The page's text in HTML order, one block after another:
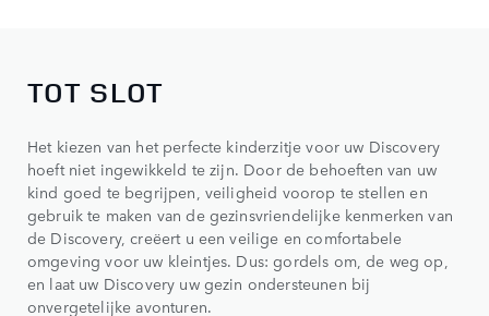
TOT SLOT
Het kiezen van het perfecte kinderzitje voor uw Discovery
hoeft niet ingewikkeld te zijn. Door de behoeften van uw
kind goed te begrijpen, veiligheid voorop te stellen en
gebruik te maken van de gezinsvriendelijke kenmerken van
de Discovery, creëert u een veilige en comfortabele
omgeving voor uw kleintjes. Dus: gordels om, de weg op,
en laat uw Discovery uw gezin ondersteunen bij
onvergetelijke avonturen.